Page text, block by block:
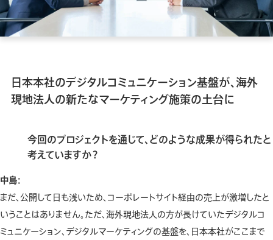
日本本社のデジタルコミュニケーション基盤が、海外
現地法人の新たなマーケティング施策の土台に
今回のプロジェクトを通じて、どのような成果が得られたと
考えていますか？
中島：
まだ、公開して日も浅いため、コーポレートサイト経由の売上が激増したと
いうことはありません。ただ、海外現地法人の方が長けていたデジタルコ
ミュニケーション、デジタルマーケティングの基盤を、日本本社がここまで